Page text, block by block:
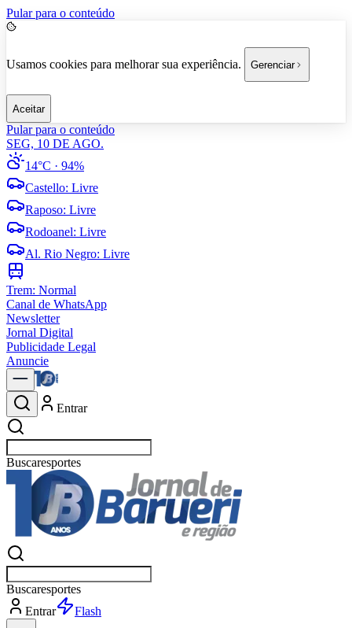
Pular para o conteúdo
Usamos cookies para melhorar sua experiência. Gerenciar
Aceitar
Pular para o conteúdo
SEG, 10 DE AGO.
14°C · 94%
Castello: Livre
Raposo: Livre
Rodoanel: Livre
Al. Rio Negro: Livre
Trem: Normal
Canal de WhatsApp
Newsletter
Jornal Digital
Publicidade Legal
Anuncie
Entrar
Buscarpolítica
Buscarpolítica
Entrar
Explorar